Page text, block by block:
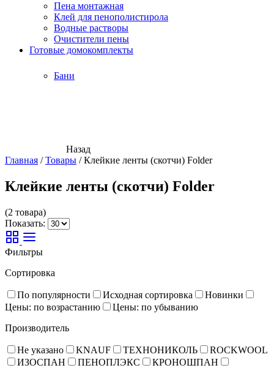
Пена монтажная
Клей для пенополистирола
Водные растворы
Очистители пены
Готовые домокомплекты
Бани
Назад
Главная /Товары /Клейкие ленты (скотчи) Folder
Клейкие ленты (скотчи) Folder
(2 товара)
Показать:
Фильтры
Сортировка
По популярности Исходная сортировка
Новинки
Цены: по возрастанию
Цены: по убыванию
Производитель
Не указано KNAUF ТЕХНОНИКОЛЬ
ROCKWOOL
ИЗОСПАН
ПЕНОПЛЭКС
КРОНОШПАН